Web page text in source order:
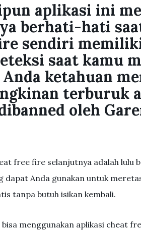
aplikasi ini
berhati-hati
sendiri
saat kamu
ketahuan
terburuk
oleh
free fire selanjutnya adalah lulu
dapat Anda gunakan untuk
tanpa butuh isikan kembali.
bisa menggunakan aplikasi cheat